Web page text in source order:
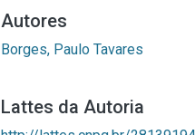
Autores
Borges, Paulo Tavares
Lattes da Autoria